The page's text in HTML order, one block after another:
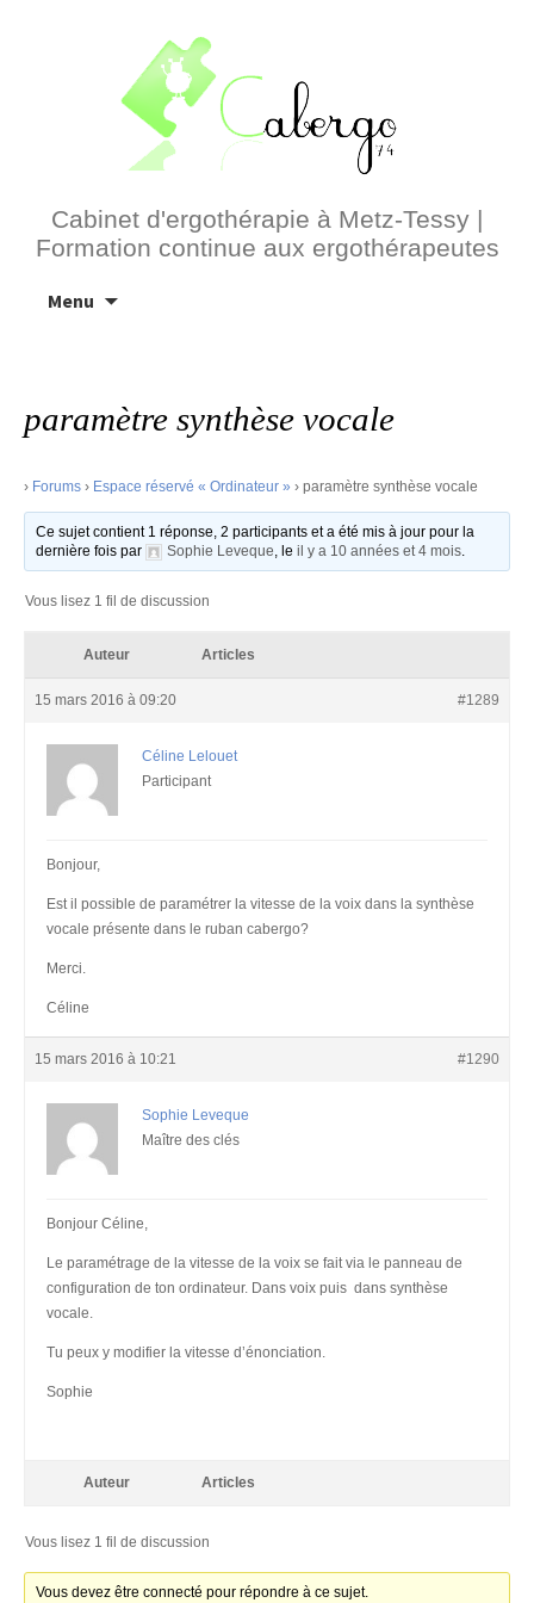
Cabinet d'ergothérapie à Metz-Tessy |
Formation continue aux ergothérapeutes
Menu
au
paramètre synthèse vocale
› Forums › Espace réservé « Ordinateur » › paramètre synthèse vocale
Ce sujet contient 1 réponse, 2 participants et a été mis à jour pour la
dernière fois par
Sophie Leveque, leil y a 10 années et 4 mois.
Vous lisez 1 fil de discussion
Auteur Articles
15 mars 2016 à 09:20 #1289
Céline Lelouet
Participant
Bonjour,
Est il possible de paramétrer la vitesse de la voix dans la synthèse
vocale présente dans le ruban cabergo?
Merci.
Céline
15 mars 2016 à 10:21 #1290
Sophie Leveque
Maître des clés
Bonjour Céline,
Le paramétrage de la vitesse de la voix se fait via le panneau de
configuration de ton ordinateur. Dans voix puis dans synthèse
vocale.
Tu peux y modifier la vitesse d’énonciation.
Sophie
Auteur Articles
Vous lisez 1 fil de discussion
Vous devez être connecté pour répondre à ce sujet.